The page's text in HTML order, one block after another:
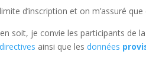
d’inscription et on m’assuré que
soit, je convie les participants de la
ainsi que lesdonnées